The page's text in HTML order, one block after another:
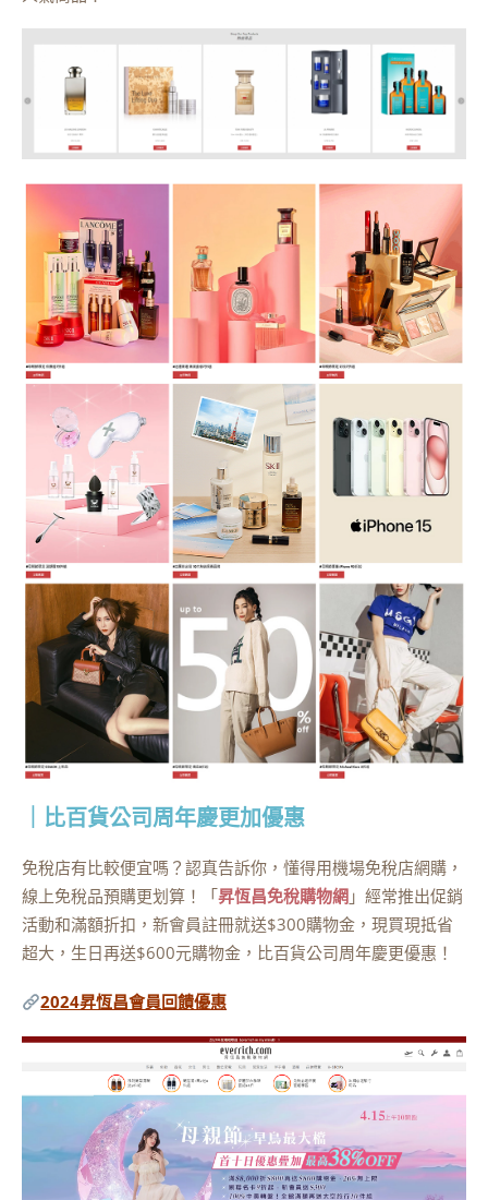
｜比百貨公司周年慶更加優惠
免稅店有比較便宜嗎？認真告訴你，懂得用機場免稅店網購，
線上免稅品預購更划算！「昇恆昌免稅購物網 」經常推出促銷
活動和滿額折扣，新會員註冊就送$300購物金，現買現抵省
超大，生日再送$600元購物金，比百貨公司周年慶更優惠！
2024昇恆昌會員回饋優惠